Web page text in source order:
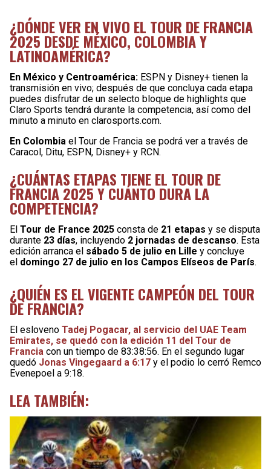
¿DÓNDE VER EN VIVO EL TOUR DE FRANCIA
2025 DESDE MÉXICO, COLOMBIA Y
LATINOAMÉRICA?
En México y Centroamérica: ESPN y Disney+ tienen la
transmisión en vivo; después de que concluya cada etapa
puedes disfrutar de un selecto bloque de highlights que
Claro Sports tendrá durante la competencia, así como del
minuto a minuto en clarosports.com.
En Colombia el Tour de Francia se podrá ver a través de
Caracol, Ditu, ESPN, Disney+ y RCN.
¿CUÁNTAS ETAPAS TIENE EL TOUR DE
FRANCIA 2025 Y CUÁNTO DURA LA
COMPETENCIA?
El Tour de France 2025 consta de 21 etapas y se disputa
durante 23 días, incluyendo 2 jornadas de descanso. Esta
edición arranca el sábado 5 de julio en Lille y concluye
el domingo 27 de julio en los Campos Elíseos de París.
¿QUIÉN ES EL VIGENTE CAMPEÓN DEL TOUR
DE FRANCIA?
El esloveno Tadej Pogacar, al servicio del UAE Team
Emirates, se quedó con la edición 11 del Tour de
Francia con un tiempo de 83:38:56. En el segundo lugar
quedó Jonas Vingegaard a 6:17 y el podio lo cerró Remco
Evenepoel a 9:18.
LEA TAMBIÉN: